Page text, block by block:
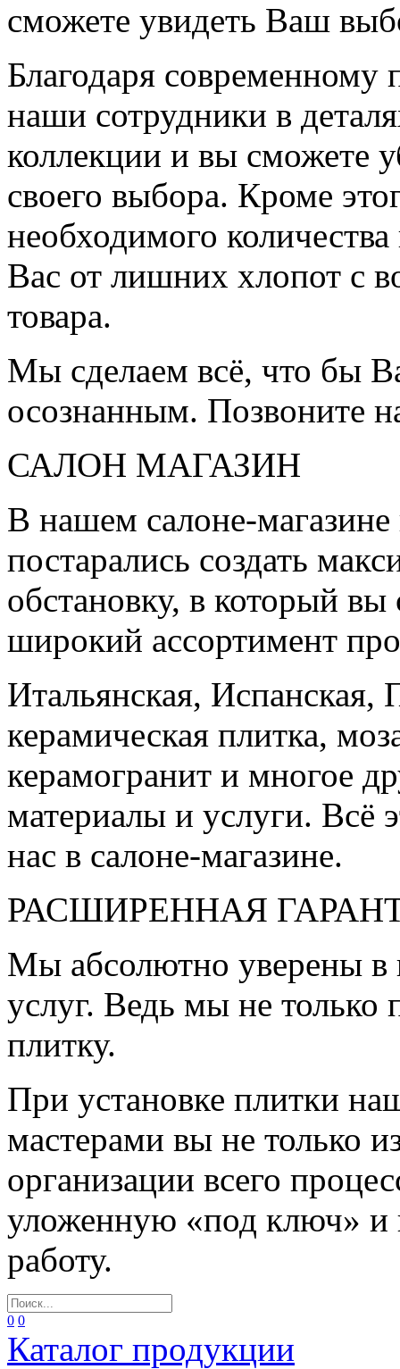
сможете увидеть Ваш
Благодаря
наши сотрудники в
коллекции и вы сможете
своего выбора. Кроме
необходимого
Вас от лишних хлопот с
товара.
Мы сделаем всё, что бы
осознанным. Позвоните
САЛОН МАГАЗИН
В нашем салоне-
постарались создать
обстановку, в который
широкий ассортимент
Итальянская, Испанская,
керамическая плитка,
керамогранит и многое
материалы и услуги. Всё
нас в салоне-магазине.
РАСШИРЕННАЯ
Мы абсолютно уверены в
услуг. Ведь мы не
плитку.
При установке плитки
мастерами вы не только
организации всего
уложенную «под ключ» и
работу.
0 0
Каталог продукции